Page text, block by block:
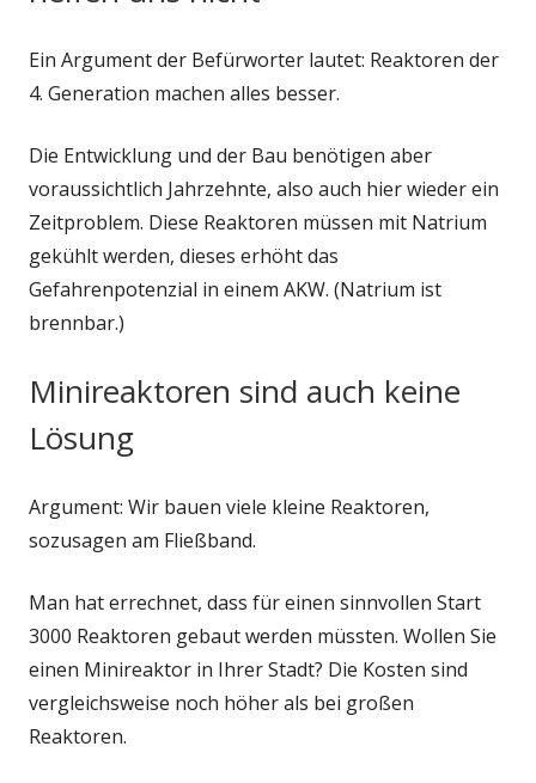
Ein Argument der Befürworter lautet: Reaktoren der
4. Generation machen alles besser.
Die Entwicklung und der Bau benötigen aber
voraussichtlich Jahrzehnte, also auch hier wieder ein
Zeitproblem. Diese Reaktoren müssen mit Natrium
gekühlt werden, dieses erhöht das
Gefahrenpotenzial in einem AKW. (Natrium ist
brennbar.)
Minireaktoren sind auch keine
Lösung
Argument: Wir bauen viele kleine Reaktoren,
sozusagen am Fließband.
Man hat errechnet, dass für einen sinnvollen Start
3000 Reaktoren gebaut werden müssten. Wollen Sie
einen Minireaktor in Ihrer Stadt? Die Kosten sind
vergleichsweise noch höher als bei großen
Reaktoren.